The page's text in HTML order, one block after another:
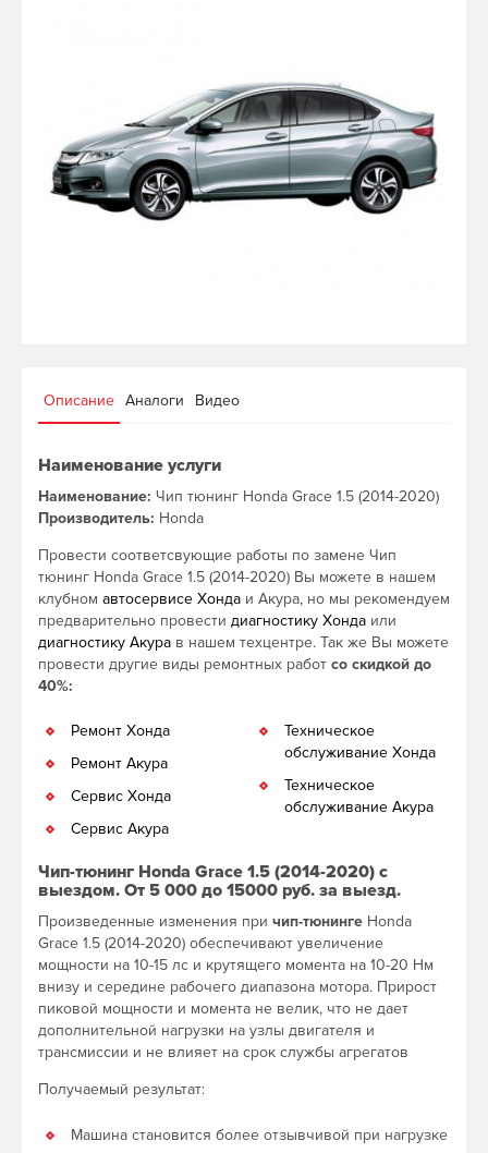
Описание Аналоги Видео
Наименование услуги
Наименование: Чип тюнинг Honda Grace 1.5 (2014-2020)
Производитель: Honda
Провести соответсвующие работы по замене Чип
тюнинг Honda Grace 1.5 (2014-2020) Вы можете в нашем
клубном автосервисе Хонда и Акура, но мы рекомендуем
предварительно провести диагностику Хонда или
диагностику Акура в нашем техцентре. Так же Вы можете
провести другие виды ремонтных работ со скидкой до
40%:
Ремонт Хонда
Ремонт Акура
Сервис Хонда
Сервис Акура
Техническое
обслуживание Хонда
Техническое
обслуживание Акура
Чип-тюнинг Honda Grace 1.5 (2014-2020) с
выездом. От 5 000 до 15000 руб. за выезд.
Произведенные изменения при чип-тюнинге Honda
Grace 1.5 (2014-2020) обеспечивают увеличение
мощности на 10-15 лс и крутящего момента на 10-20 Нм
внизу и середине рабочего диапазона мотора. Прирост
пиковой мощности и момента не велик, что не дает
дополнительной нагрузки на узлы двигателя и
трансмиссии и не влияет на срок службы агрегатов
Получаемый результат:
Машина становится более отзывчивой при нагрузке